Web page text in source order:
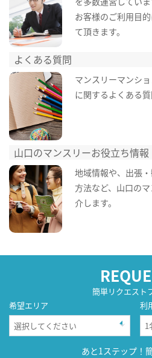
お客様のご利用目
て頂きます。
よくある質問
マンスリーマンシ
に関するよくある
山口のマンスリーお役立ち情報
地域情報や、出張
方法など、山口の
介します。
簡単リクエスト
希望エリア
利
あと1ステップ！